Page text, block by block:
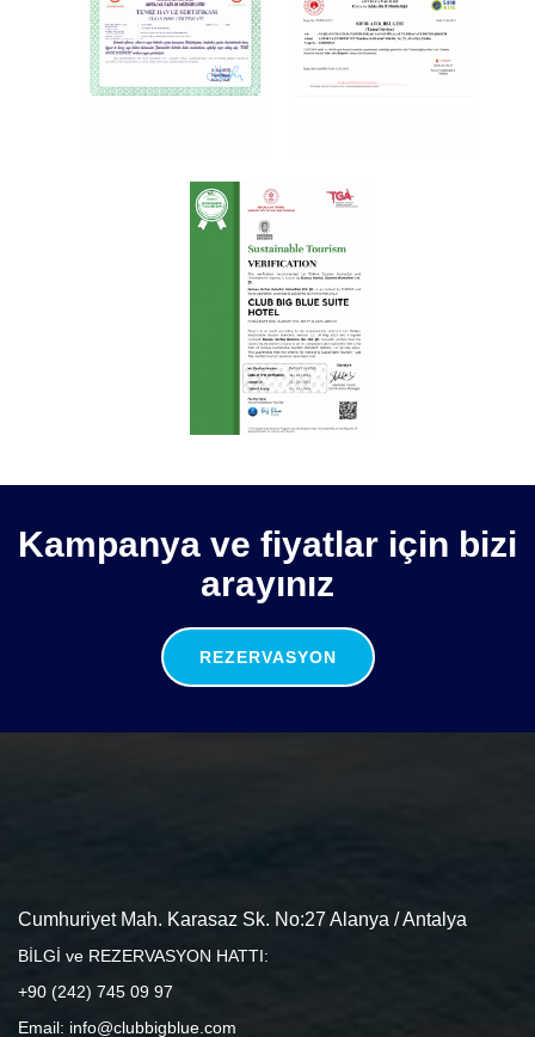
Kampanya ve fiyatlar için bizi
arayınız
REZERVASYON
Cumhuriyet Mah. Karasaz Sk. No:27 Alanya / Antalya
BİLGİ ve REZERVASYON HATTI:
+90 (242) 745 09 97
Email: info@clubbigblue.com